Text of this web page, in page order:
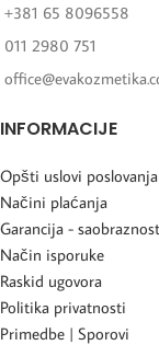
+381 65 8096558
011 2980 751
INFORMACIJE
Opšti uslovi poslovanja
Načini plaćanja
Garancija - saobraznost
Način isporuke
Raskid ugovora
Politika privatnosti
Primedbe | Sporovi